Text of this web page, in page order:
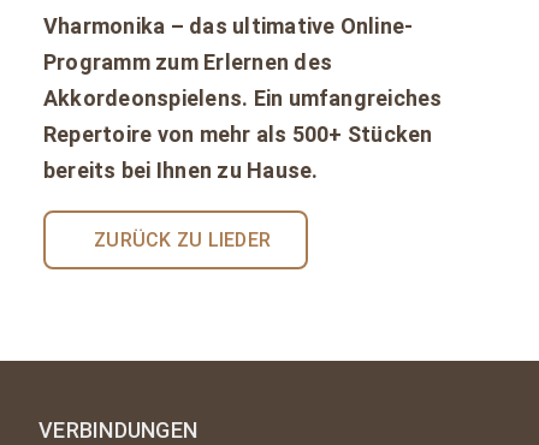
Vharmonika – das ultimative Online-
Programm zum Erlernen des
Akkordeonspielens. Ein umfangreiches
Repertoire von mehr als 500+ Stücken
bereits bei Ihnen zu Hause.
ZURÜCK ZU LIEDER
VERBINDUNGEN